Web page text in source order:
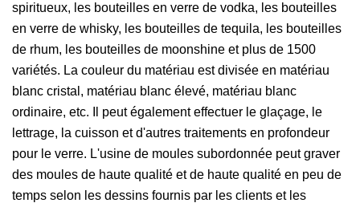
spiritueux, les bouteilles en verre de vodka, les bouteilles
en verre de whisky, les bouteilles de tequila, les bouteilles
de rhum, les bouteilles de moonshine et plus de 1500
variétés. La couleur du matériau est divisée en matériau
blanc cristal, matériau blanc élevé, matériau blanc
ordinaire, etc. Il peut également effectuer le glaçage, le
lettrage, la cuisson et d'autres traitements en profondeur
pour le verre. L'usine de moules subordonnée peut graver
des moules de haute qualité et de haute qualité en peu de
temps selon les dessins fournis par les clients et les